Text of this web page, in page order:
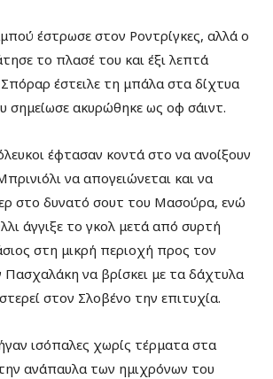
έστρωσε στον Ροντρίγκες, αλλά ο
το πλασέ του και έξι λεπτά
έστειλε τη μπάλα στα δίχτυα
σημείωσε ακυρώθηκε ως οφ σάιντ.
έφτασαν κοντά στο να ανοίξουν
να απογειώνεται και να
στο δυνατό σουτ του Μασούρα, ενώ
άγγιξε το γκολ μετά από συρτή
στη μικρή περιοχή προς τον
Πασχαλάκη να βρίσκει με τα δάχτυλα
στον Σλοβένο την επιτυχία.
ισόπαλες χωρίς τέρματα στα
ανάπαυλα των ημιχρόνων του